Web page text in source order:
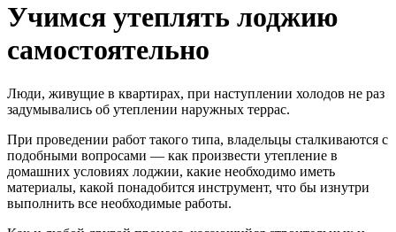
Учимся утеплять лоджию
самостоятельно
Люди, живущие в квартирах, при наступлении холодов не раз
задумывались об утеплении наружных террас.
При проведении работ такого типа, владельцы сталкиваются с
подобными вопросами — как произвести утепление в
домашних условиях лоджии, какие необходимо иметь
материалы, какой понадобится инструмент, что бы изнутри
выполнить все необходимые работы.